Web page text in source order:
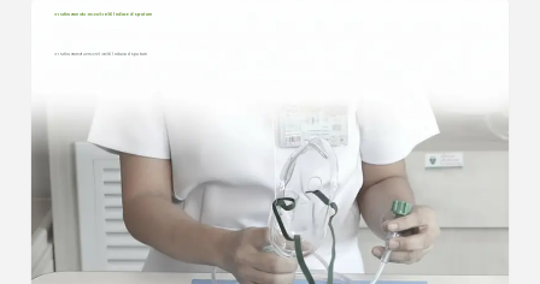
การเก็บเสมหะส่งตรวจด้วยวิธี Induced sputum
การเก็บเสมหะส่งตรวจด้วยวิธี Induced sputum
1 บทเรียน
ดูรายละเอียดเพิ่มเติม